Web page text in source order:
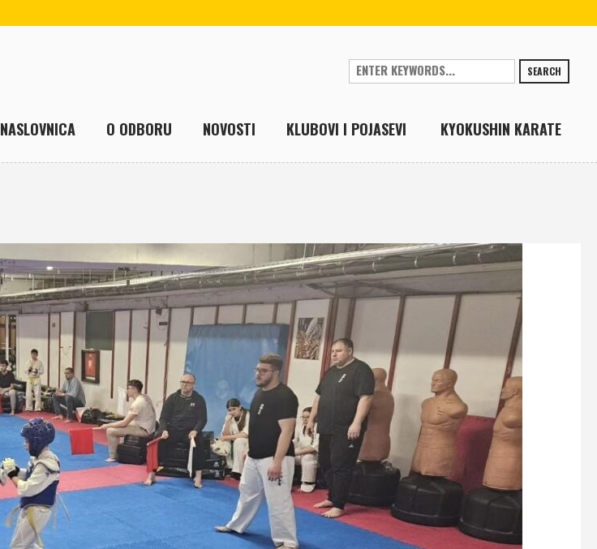
SEARCH
NASLOVNICA O ODBORU NOVOSTI KLUBOVI I POJASEVI KYOKUSHIN KARATE